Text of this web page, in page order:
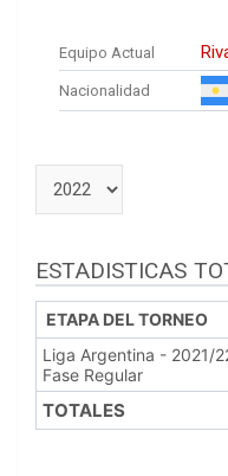
Equipo Actual
Nacionalidad
ESTADISTICAS
ETAPA DEL TORNEO
Liga Argentina - 2021/
Fase Regular
TOTALES